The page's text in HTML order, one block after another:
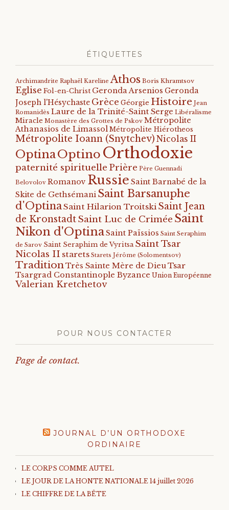
ÉTIQUETTES
Archimandrite Raphaël Kareline Athos Boris Khramtsov
Eglise Fol-en-Christ Geronda Arsenios Geronda
Joseph l'Hésychaste Grèce Géorgie Histoire Jean
Romanidès Laure de la Trinité-Saint Serge Libéralisme
Miracle Monastère des Grottes de Pskov Métropolite
Athanasios de Limassol Métropolite Hiérotheos
Métropolite Ioann (Snytchev) Nicolas II
OptinaOptino Orthodoxie
paternité spirituelle Prière Père Guennadi
Belovolov Romanov Russie Saint Barnabé de la
Skite de Gethsémani Saint Barsanuphe
d'Optina Saint Hilarion Troitski Saint Jean
de KronstadtSaint Luc de Crimée Saint
Nikon d'OptinaSaint Païssios Saint Seraphim
de Sarov Saint Seraphim de Vyritsa Saint Tsar
Nicolas II starets Starets Jérôme (Solomentsov)
Tradition Très Sainte Mère de DieuTsar
Tsargrad Constantinople Byzance Union Européenne
Valerian Kretchetov
POUR NOUS CONTACTER
Page de contact.
JOURNAL D’UN ORTHODOXE
ORDINAIRE
LE CORPS COMME AUTEL
LE JOUR DE LA HONTE NATIONALE 14 juillet 2026
LE CHIFFRE DE LA BÊTE